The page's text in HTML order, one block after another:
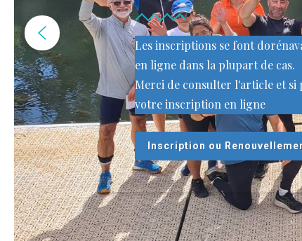
Les inscriptions se font
en ligne dans la plupart de cas.
Merci de consulter l'article et si
votre inscription en ligne
Inscription ou